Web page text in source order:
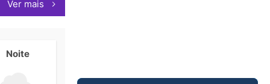
Ver mais
Noite